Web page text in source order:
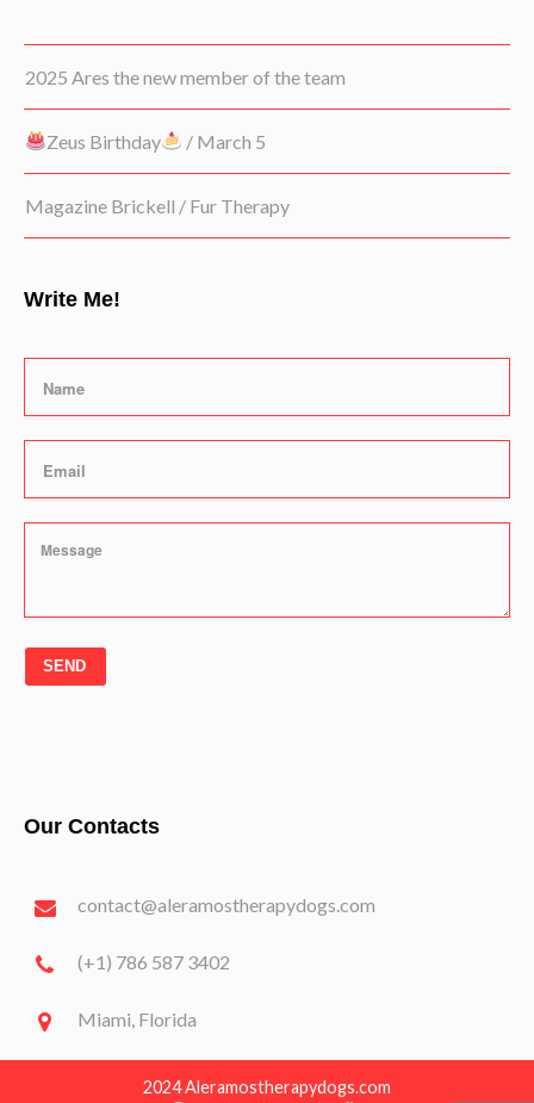
2025 Ares the new member of the team
Zeus Birthday / March 5
Magazine Brickell / Fur Therapy
Write Me!
SEND
Our Contacts
contact@aleramostherapydogs.com
(+1) 786 587 3402
Miami, Florida
2024 Aleramostherapydogs.com